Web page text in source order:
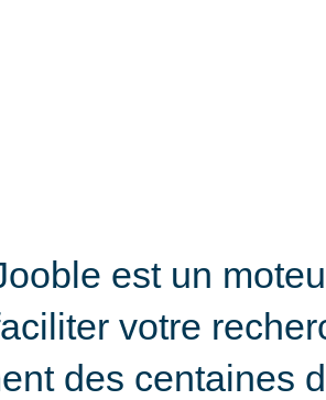
est un
votre
des centaines